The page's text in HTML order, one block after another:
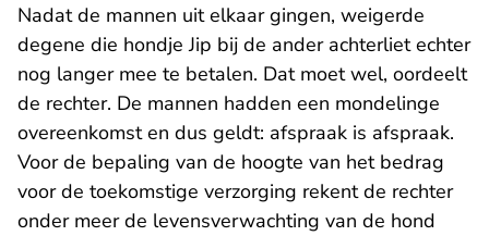
Nadat de mannen uit elkaar gingen, weigerde
degene die hondje Jip bij de ander achterliet echter
nog langer mee te betalen. Dat moet wel, oordeelt
de rechter. De mannen hadden een mondelinge
overeenkomst en dus geldt: afspraak is afspraak.
Voor de bepaling van de hoogte van het bedrag
voor de toekomstige verzorging rekent de rechter
onder meer de levensverwachting van de hond